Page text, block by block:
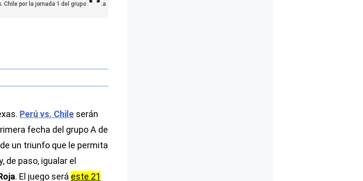
por la jornada 1 del grupo A de la
Perú vs. Chile serán
fecha del grupo A de
un triunfo que le permita
de paso, igualar el
. El juego será este 21